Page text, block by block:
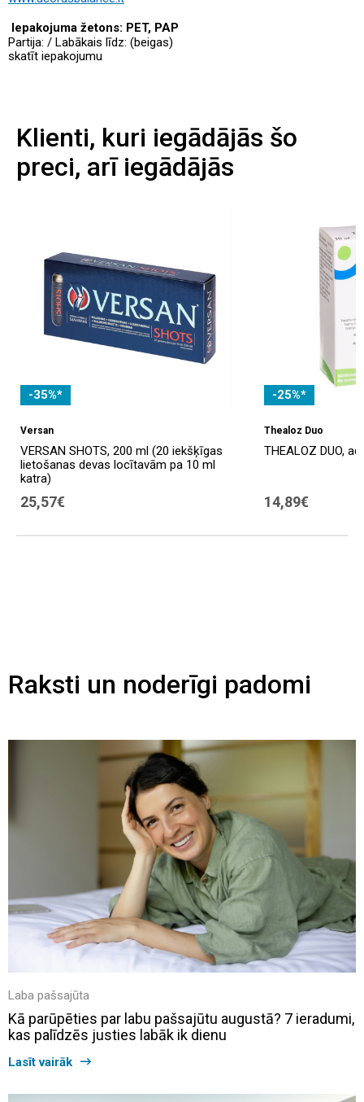
Iepakojuma žetons: PET, PAP
Partija: / Labākais līdz: (beigas)
skatīt iepakojumu
Klienti, kuri iegādājās šo
preci, arī iegādājās
-35%*
Versan
VERSAN SHOTS, 200 ml (20 iekšķīgas
lietošanas devas locītavām pa 10 ml
katra)
25,57€
-25%*
Thealoz Duo
THEALOZ DUO,
14,89€
Raksti un noderīgi padomi
Laba pašsajūta
Kā parūpēties par labu pašsajūtu augustā? 7 ieradumi,
kas palīdzēs justies labāk ik dienu
Lasīt vairāk